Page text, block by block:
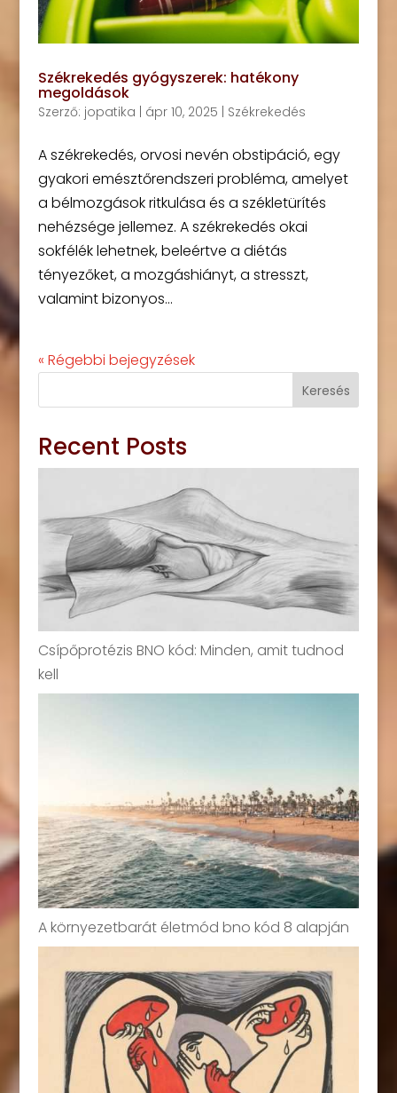
Székrekedés gyógyszerek: hatékony
megoldások
Szerző: jopatika | ápr 10, 2025 | Székrekedés
A székrekedés, orvosi nevén obstipáció, egy
gyakori emésztőrendszeri probléma, amelyet
a bélmozgások ritkulása és a székletürítés
nehézsége jellemez. A székrekedés okai
sokfélék lehetnek, beleértve a diétás
tényezőket, a mozgáshiányt, a stresszt,
valamint bizonyos...
« Régebbi bejegyzések
Keresés
Recent Posts
Csípőprotézis BNO kód: Minden, amit tudnod
kell
A környezetbarát életmód bno kód 8 alapján